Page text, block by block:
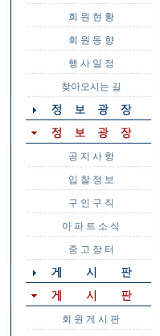
회 원 현 황
회 원 동 향
행 사 일 정
찾아오시는 길
공 지 사 항
입 찰 정 보
구 인 구 직
아 파 트 소 식
중 고 장 터
회 원 게 시 판